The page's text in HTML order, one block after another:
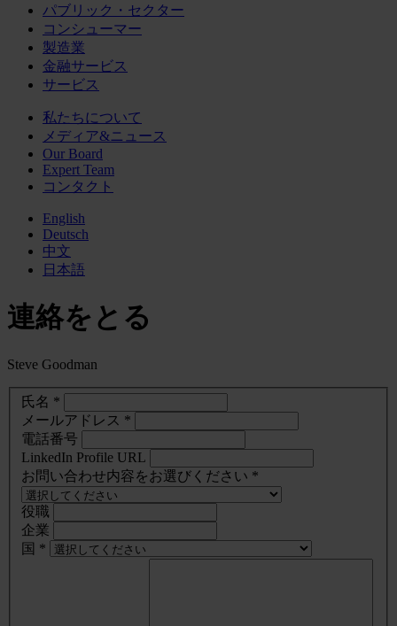
パブリック・セクター
コンシューマー
製造業
金融サービス
サービス
私たちについて
メディア&ニュース
Our Board
Expert Team
コンタクト
English
Deutsch
中文
日本語
連絡をとる
Steve Goodman
氏名 *
メールアドレス *
電話番号
LinkedIn Profile URL
お問い合わせ内容をお選びください *
役職
企業
国 *